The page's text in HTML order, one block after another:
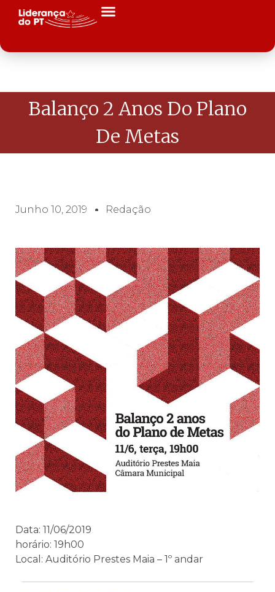
Balanço 2 Anos Do Plano
De Metas
Junho 10, 2019 Redação
Data: 11/06/2019
horário: 19h00
Local: Auditório Prestes Maia – 1º andar